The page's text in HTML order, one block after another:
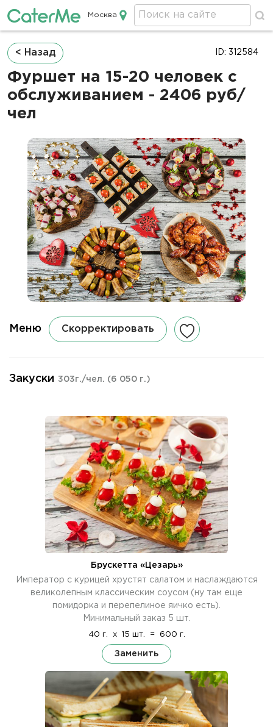
Кейтеринг в Москве
Москва
Строка
навигации
< Назад
Фуршет на 15-20 человек с
обслуживанием - 2406 руб/
чел
ID: 312584
Меню Скорректировать
Закуски 303г./чел. (6 050 г.)
Брускетта «Цезарь»
Император с курицей хрустят салатом и наслаждаются
великолепным классическим соусом (ну там еще
помидорка и перепелиное яичко есть).
Минимальный заказ 5 шт.
40 г. x 15 шт. = 600 г.
Заменить